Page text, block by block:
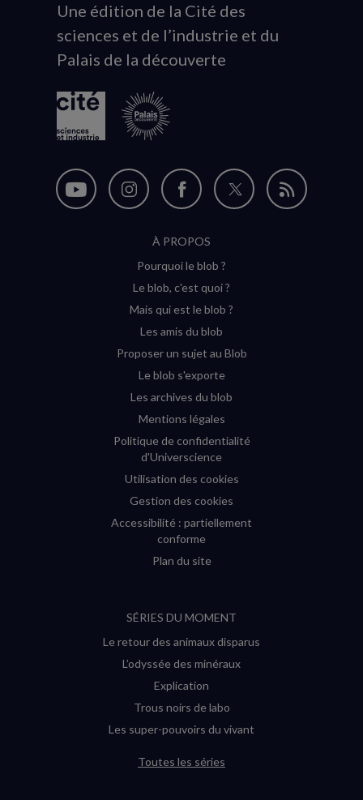
Animation
du
logo
Une édition de la Cité des
sciences et de l’industrie et du
Palais de la découverte
Nous
Nous
Instagram
(nouvelle
Nous
sur
Facebook
(nouvelle
Nous
Flux
À PROPOS
Pourquoi le blob ?
Le blob, c'est quoi ?
Mais qui est le blob ?
Les amis du blob
Proposer un sujet au Blob
Le blob s'exporte
Les archives du blob
Mentions légales
Politique de confidentialité
d'Universcience
Utilisation des cookies
Gestion des cookies
Accessibilité : partiellement
conforme
Plan du site
SÉRIES DU MOMENT
Le retour des animaux disparus
L’odyssée des minéraux
Explication
Trous noirs de labo
Les super-pouvoirs du vivant
Toutes les séries